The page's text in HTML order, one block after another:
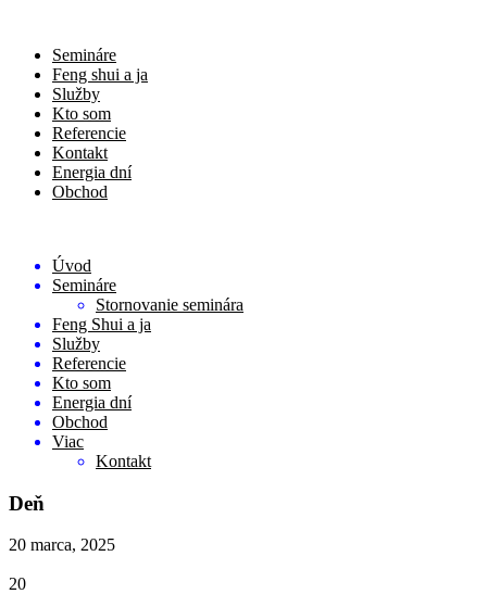
Semináre
Feng shui a ja
Služby
Kto som
Referencie
Kontakt
Energia dní
Obchod
Úvod
Semináre
Stornovanie seminára
Feng Shui a ja
Služby
Referencie
Kto som
Energia dní
Obchod
Viac
Kontakt
Deň
20 marca, 2025
20